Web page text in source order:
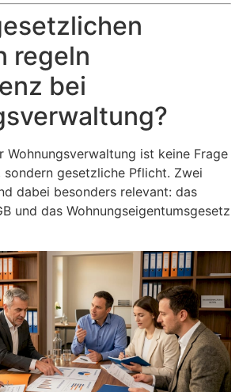
regeln
bei
Wohnungsverwaltung ist keine Frage
sondern gesetzliche Pflicht. Zwei
dabei besonders relevant: das
und das Wohnungseigentumsgesetz